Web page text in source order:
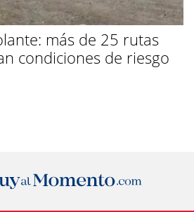
más de 25 rutas
condiciones de riesgo